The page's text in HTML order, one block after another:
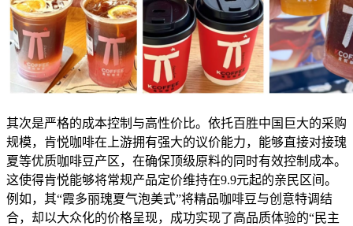
其次是严格的成本控制与高性价比。依托百胜中国巨大的采购
规模，肯悦咖啡在上游拥有强大的议价能力，能够直接对接瑰
夏等优质咖啡豆产区，在确保顶级原料的同时有效控制成本。
这使得肯悦能够将常规产品定价维持在9.9元起的亲民区间。
例如，其“霞多丽瑰夏气泡美式”将精品咖啡豆与创意特调结
合，却以大众化的价格呈现，成功实现了高品质体验的“民主